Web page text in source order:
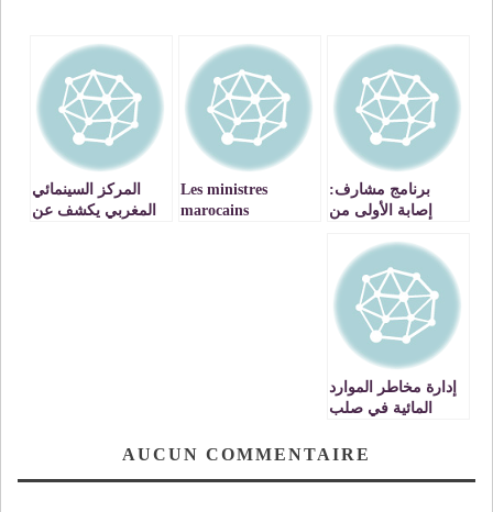
برنامج مشارف:
إصابة الأولى من
Les ministres
marocains
المركز السينمائي
المغربي يكشف عن
إدارة مخاطر الموارد
المائية في صلب
الأعمال المقررAUCUN COMMENTAIRE